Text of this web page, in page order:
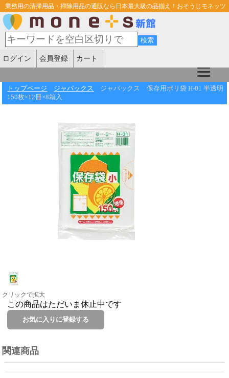
業務用の清掃用品・掃除用品の通販なら日本最大級の品揃え！おそうじモネッツ
ログイン 会員登録 カート
トップページ ジャパックス
ジャパックス 保存用ポリ袋 H-01 半透明
150枚×12冊×8箱入
クリックで拡大
この商品はただいま休止中です
関連商品